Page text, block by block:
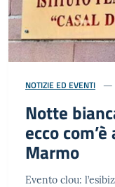
NOTIZIE ED EVENTI
Notte
ecco
Marmo
Evento clou: